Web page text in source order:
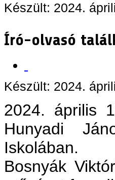
Készült: 2024.
Író-olvasó
Készült: 2024.
2024. április
Hunyadi
Iskolában.
Bosnyák